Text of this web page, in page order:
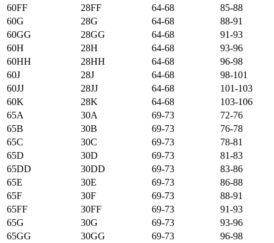
60FF
28FF 64-68
85-88
60G
28G 64-68
88-91
60GG
28GG 64-68
91-93
60H
28H 64-68
93-96
60HH
28HH 64-68
96-98
60J
28J 64-68
98-101
60JJ
28JJ 64-68
101-103
60K
28K 64-68
103-106
65А
30А 69-73
72-76
65B
30B 69-73
76-78
65C
30C 69-73
78-81
65D
30D 69-73
81-83
65DD
30DD 69-73
83-86
65E
30E 69-73
86-88
65F
30F 69-73
88-91
65FF
30FF 69-73
91-93
65G
30G 69-73
93-96
65GG
30GG 69-73
96-98